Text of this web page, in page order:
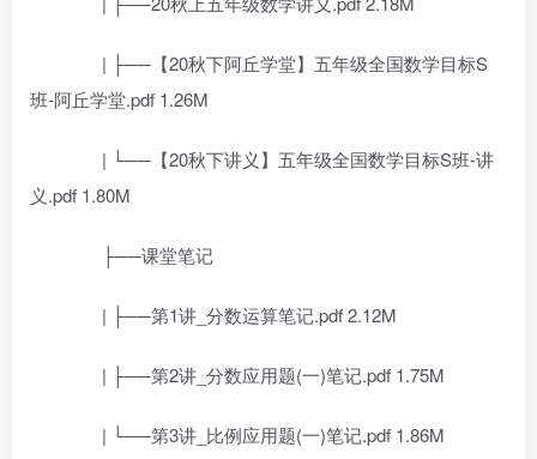
| ├──【20秋下阿丘学堂】五年级全国数学目标S
班-阿丘学堂.pdf 1.26M
| └──【20秋下讲义】五年级全国数学目标S班-讲
义.pdf 1.80M
├──课堂笔记
| ├──第1讲_分数运算笔记.pdf 2.12M
| ├──第2讲_分数应用题(一)笔记.pdf 1.75M
| └──第3讲_比例应用题(一)笔记.pdf 1.86M